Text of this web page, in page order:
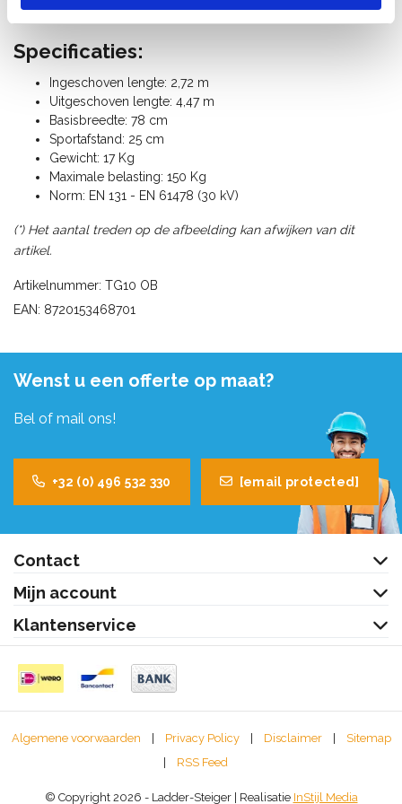
Getest voor een gebruik bij 30.000 Volt.
Specificaties:
Ingeschoven lengte: 2,72 m
Uitgeschoven lengte: 4,47 m
Basisbreedte: 78 cm
Sportafstand: 25 cm
Gewicht: 17 Kg
Maximale belasting: 150 Kg
Norm: EN 131 - EN 61478 (30 kV)
(*) Het aantal treden op de afbeelding kan afwijken van dit
artikel.
Artikelnummer: TG10 OB
EAN: 8720153468701
Wenst u een offerte op maat?
Bel of mail ons!
+32 (0) 496 532 330 [email protected]
Contact
Mijn account
Klantenservice
Algemene voorwaarden | Privacy Policy | Disclaimer |
Sitemap
|
RSS Feed
© Copyright 2026 - Ladder-Steiger | Realisatie InStijl Media